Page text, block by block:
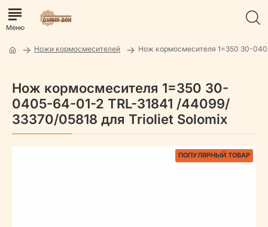
Ножи кормосмесителей Нож кормосмесителя 1=350 30-
Нож кормосмесителя 1=350 30-
0405-64-01-2 TRL-31841 /44099/
33370/05818 для Trioliet Solomix
ПОПУЛЯРНЫЙ ТОВАР